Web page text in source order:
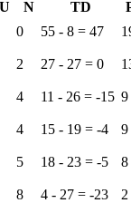
U N TD
0 55 - 8 = 47
2 27 - 27 = 0
4 11 - 26 = -15 9
4 15 - 19 = -4 9
5 18 - 23 = -5 8
8 4 - 27 = -23
2